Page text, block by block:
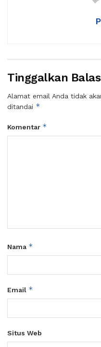
Tinggalkan
Alamat email Anda tidak
ditandai *
Komentar *
Nama *
Email *
Situs Web